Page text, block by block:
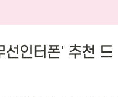
선인터폰' 추천 드